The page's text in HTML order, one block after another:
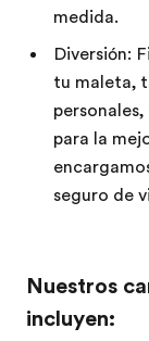
medida.
Diversión:
tu maleta,
para la
seguro de
Nuestros
incluyen: